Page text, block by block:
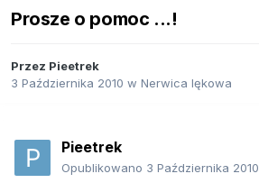
Prosze o pomoc ...!
Przez Pieetrek
3 Października 2010 w Nerwica lękowa
Pieetrek
Opublikowano 3 Października 2010